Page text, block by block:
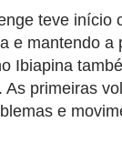
teve início
e mantendo a
Ibiapina
As primeiras
e